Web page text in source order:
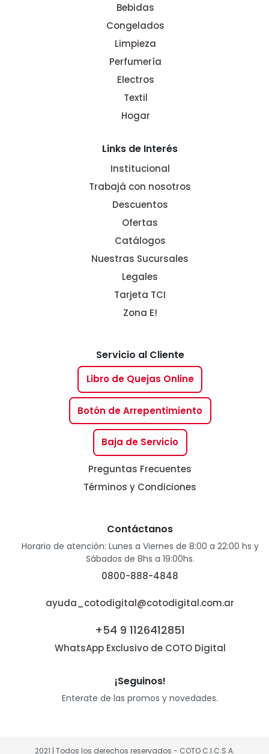
Bebidas
Congelados
Limpieza
Perfumería
Electros
Textil
Hogar
Links de Interés
Institucional
Trabajá con nosotros
Descuentos
Ofertas
Catálogos
Nuestras Sucursales
Legales
Tarjeta TCI
Zona E!
Servicio al Cliente
Libro de Quejas Online
Botón de Arrepentimiento
Baja de Servicio
Preguntas Frecuentes
Términos y Condiciones
Contáctanos
Horario de atención: Lunes a Viernes de 8:00 a 22:00 hs y
Sábados de 8hs a 19:00hs.
0800-888-4848
ayuda_cotodigital@cotodigital.com.ar
+54 9 1126412851
WhatsApp Exclusivo de COTO Digital
¡Seguinos!
Enterate de las promos y novedades.
2021 | Todos los derechos reservados - COTO C.I.C.S.A.